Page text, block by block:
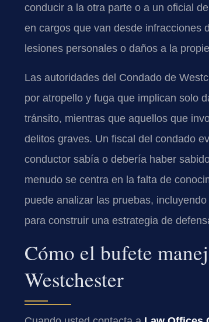
conducir a la otra parte o a un oficial
en cargos que van desde infracciones
lesiones personales o daños a la
Las autoridades del Condado de
por atropello y fuga que implican solo
tránsito, mientras que aquellos que
delitos graves. Un fiscal del condado
conductor sabía o debería haber
menudo se centra en la falta de
puede analizar las pruebas,
para construir una estrategia de
Cómo el bufete
Westchester